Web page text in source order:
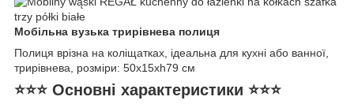
Мобільна вузька трирівнева полиця
Полиця врізна на коліщатках, ідеальна для кухні або ванної,
трирівнева, розміри: 50x15xh79 см
⭐⭐⭐ Основні характеристики ⭐⭐⭐